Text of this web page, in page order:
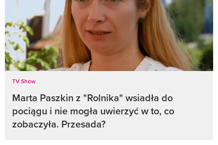
TV Show
Marta Paszkin z "Rolnika" wsiadła do
pociągu i nie mogła uwierzyć w to, co
zobaczyła. Przesada?